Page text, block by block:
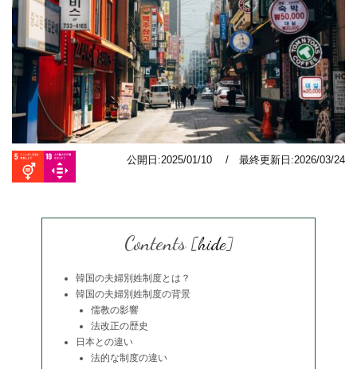
公開日:2025/01/10 / 最終更新日:2026/03/24
Contents [hide]
韓国の夫婦別姓制度とは？
韓国の夫婦別姓制度の背景
儒教の影響
法改正の歴史
日本との違い
法的な制度の違い